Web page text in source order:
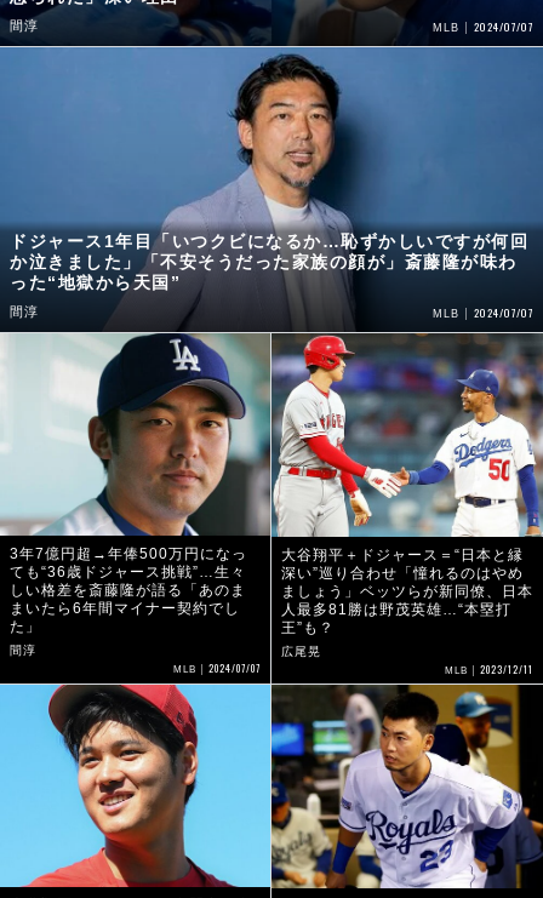
間淳 MLB 2024/07/07
ドジャース1年目「いつクビになるか…恥ずかしいですが何回
か泣きました」「不安そうだった家族の顔が」斎藤隆が味わ
った“地獄から天国”
間淳 MLB 2024/07/07
3年7億円超→年俸500万円になっ
ても“36歳ドジャース挑戦”…生々
しい格差を斎藤隆が語る「あのま
まいたら6年間マイナー契約でし
た」
間淳
MLB 2024/07/07
大谷翔平＋ドジャース＝“日本と縁
深い”巡り合わせ「憧れるのはやめ
ましょう」ベッツらが新同僚、日本
人最多81勝は野茂英雄…“本塁打
王”も？
広尾晃
MLB 2023/12/11